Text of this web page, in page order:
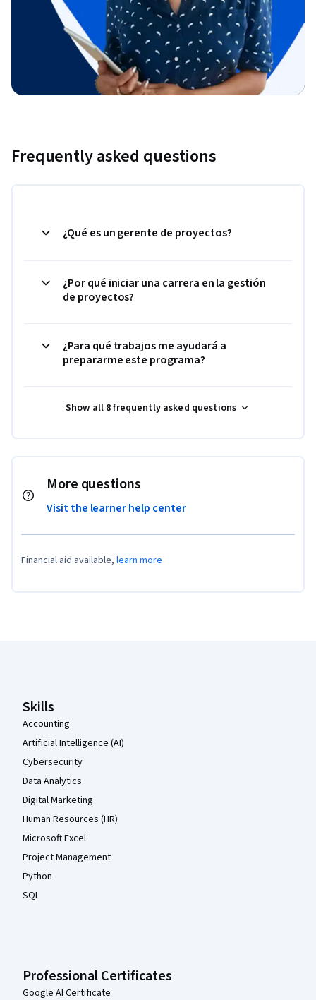
Frequently asked questions
¿Qué es un gerente de proyectos?
¿Por qué iniciar una carrera en la gestión
de proyectos?
¿Para qué trabajos me ayudará a
prepararme este programa?
Show all 8 frequently asked questions
More questions
Visit the learner help center
Financial aid available, learn more
Skills
Accounting
Artificial Intelligence (AI)
Cybersecurity
Data Analytics
Digital Marketing
Human Resources (HR)
Microsoft Excel
Project Management
Python
SQL
Professional Certificates
Google AI Certificate